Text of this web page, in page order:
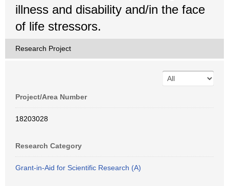
illness and disability and/in the face
of life stressors.
Research Project
Project/Area Number
18203028
Research Category
Grant-in-Aid for Scientific Research (A)